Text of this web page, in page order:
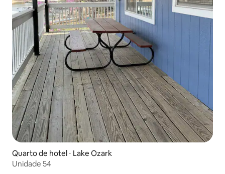
Quarto de hotel ⋅ Lake Ozark
Unidade 54